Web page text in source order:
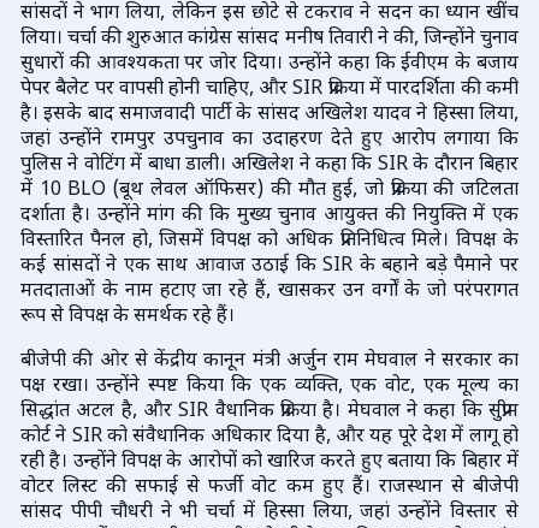
सांसदों ने भाग लिया, लेकिन इस छोटे से टकराव ने सदन का ध्यान खींच
लिया। चर्चा की शुरुआत कांग्रेस सांसद मनीष तिवारी ने की, जिन्होंने चुनाव
सुधारों की आवश्यकता पर जोर दिया। उन्होंने कहा कि ईवीएम के बजाय
पेपर बैलेट पर वापसी होनी चाहिए, और SIR प्रक्रिया में पारदर्शिता की कमी
है। इसके बाद समाजवादी पार्टी के सांसद अखिलेश यादव ने हिस्सा लिया,
जहां उन्होंने रामपुर उपचुनाव का उदाहरण देते हुए आरोप लगाया कि
पुलिस ने वोटिंग में बाधा डाली। अखिलेश ने कहा कि SIR के दौरान बिहार
में 10 BLO (बूथ लेवल ऑफिसर) की मौत हुई, जो प्रक्रिया की जटिलता
दर्शाता है। उन्होंने मांग की कि मुख्य चुनाव आयुक्त की नियुक्ति में एक
विस्तारित पैनल हो, जिसमें विपक्ष को अधिक प्रतिनिधित्व मिले। विपक्ष के
कई सांसदों ने एक साथ आवाज उठाई कि SIR के बहाने बड़े पैमाने पर
मतदाताओं के नाम हटाए जा रहे हैं, खासकर उन वर्गों के जो परंपरागत
रूप से विपक्ष के समर्थक रहे हैं।
बीजेपी की ओर से केंद्रीय कानून मंत्री अर्जुन राम मेघवाल ने सरकार का
पक्ष रखा। उन्होंने स्पष्ट किया कि एक व्यक्ति, एक वोट, एक मूल्य का
सिद्धांत अटल है, और SIR वैधानिक प्रक्रिया है। मेघवाल ने कहा कि सुप्रीम
कोर्ट ने SIR को संवैधानिक अधिकार दिया है, और यह पूरे देश में लागू हो
रही है। उन्होंने विपक्ष के आरोपों को खारिज करते हुए बताया कि बिहार में
वोटर लिस्ट की सफाई से फर्जी वोट कम हुए हैं। राजस्थान से बीजेपी
सांसद पीपी चौधरी ने भी चर्चा में हिस्सा लिया, जहां उन्होंने विस्तार से